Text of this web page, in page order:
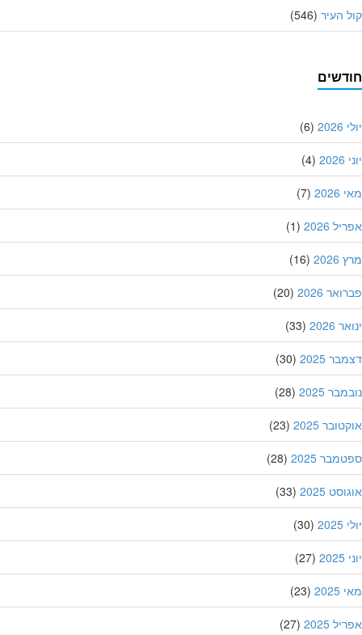
העיר(546)
(6)
(4)
(7)
2026
(1)
(16)
2026
(20)
2026
(33)
2025
(30)
2025
(28)
2025
(23)
2025
(28)
2025
(33)
(30)
(27)
(23)
2025
(27)